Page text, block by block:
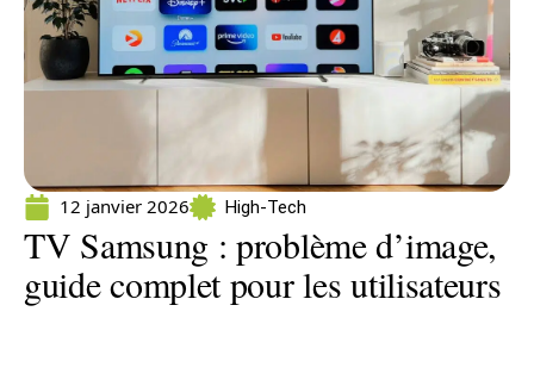
12 janvier 2026 High-Tech
TV Samsung : problème d’image,
guide complet pour les utilisateurs